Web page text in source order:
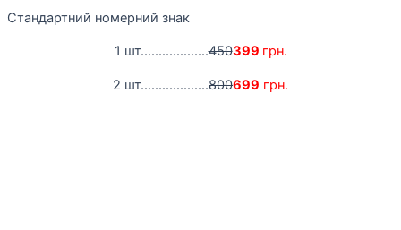
Стандартний номерний знак
1 шт...................450399 грн.
2 шт...................800699 грн.